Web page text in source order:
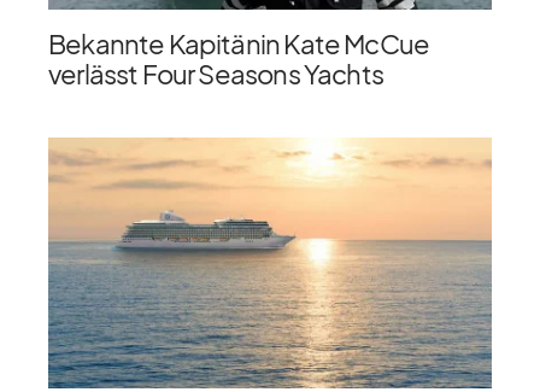
Bekannte Kapitänin Kate McCue
verlässt Four Seasons Yachts